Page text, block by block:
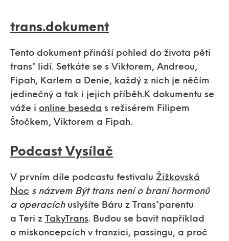
trans.dokument
Tento dokument přináší pohled do života pěti
trans* lidí. Setkáte se s Viktorem, Andreou,
Fipah, Karlem a Denie, každý z nich je něčím
jedinečný a tak i jejich příběh.K dokumentu se
váže i online beseda s režisérem Filipem
Štočkem, Viktorem a Fipah.
Podcast Vysílač
V prvním díle podcastu festivalu Žižkovská
Noc s názvem Být trans není o braní hormonů
a operacíchuslyšíte Báru z Trans*parentu
a Teri z TakyTrans. Budou se bavit například
o miskoncepcích v tranzici, passingu, a proč